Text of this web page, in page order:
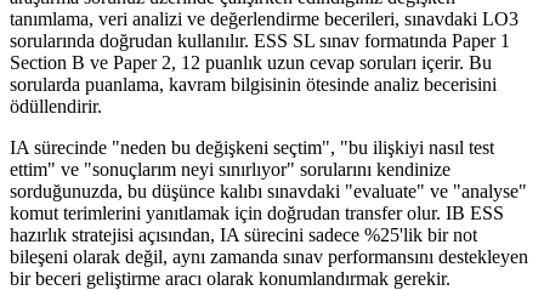
tanımlama, veri analizi ve değerlendirme becerileri, sınavdaki LO3
sorularında doğrudan kullanılır. ESS SL sınav formatında Paper 1
Section B ve Paper 2, 12 puanlık uzun cevap soruları içerir. Bu
sorularda puanlama, kavram bilgisinin ötesinde analiz becerisini
ödüllendirir.
IA sürecinde "neden bu değişkeni seçtim", "bu ilişkiyi nasıl test
ettim" ve "sonuçlarım neyi sınırlıyor" sorularını kendinize
sorduğunuzda, bu düşünce kalıbı sınavdaki "evaluate" ve "analyse"
komut terimlerini yanıtlamak için doğrudan transfer olur. IB ESS
hazırlık stratejisi açısından, IA sürecini sadece %25'lik bir not
bileşeni olarak değil, aynı zamanda sınav performansını destekleyen
bir beceri geliştirme aracı olarak konumlandırmak gerekir.